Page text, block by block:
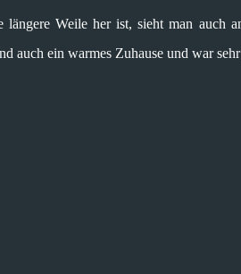
längere Weile her ist, sieht man auch
auch ein warmes Zuhause und war